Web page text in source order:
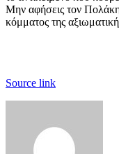
Μην αφήσεις τον Πολάκη
κόμματος της
Source link